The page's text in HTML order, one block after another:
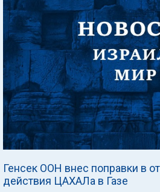
Генсек ООН внес поправки в
действия ЦАХАЛа в Газе